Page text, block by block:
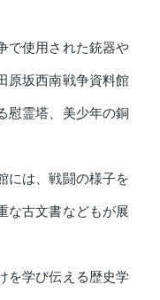
で使用された銃器や
原坂西南戦争資料館
慰霊塔、美少年の銅
には、戦闘の様子を
な古文書などもが展
を学び伝える歴史学